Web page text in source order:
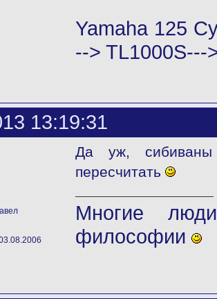
Yamaha 125
--> TL1000S---
13:19:31
Да уж,
пересчитать
Многие
философии